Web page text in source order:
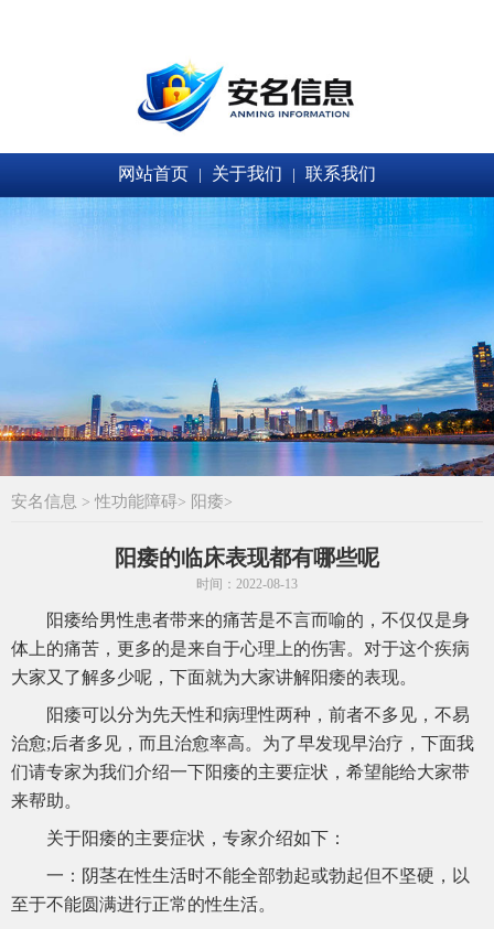
网站首页 关于我们 联系我们
安名信息 > 性功能障碍> 阳痿>
阳痿的临床表现都有哪些呢
时间：2022-08-13
阳痿给男性患者带来的痛苦是不言而喻的，不仅仅是身
体上的痛苦，更多的是来自于心理上的伤害。对于这个疾病
大家又了解多少呢，下面就为大家讲解阳痿的表现。
阳痿可以分为先天性和病理性两种，前者不多见，不易
治愈;后者多见，而且治愈率高。为了早发现早治疗，下面我
们请专家为我们介绍一下阳痿的主要症状，希望能给大家带
来帮助。
关于阳痿的主要症状，专家介绍如下：
一：阴茎在性生活时不能全部勃起或勃起但不坚硬，以
至于不能圆满进行正常的性生活。